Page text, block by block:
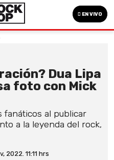
EN VIVO
Dua Lipa
foto con Mick
fanáticos al publicar
a la leyenda del rock,
2022. 11:11 hrs